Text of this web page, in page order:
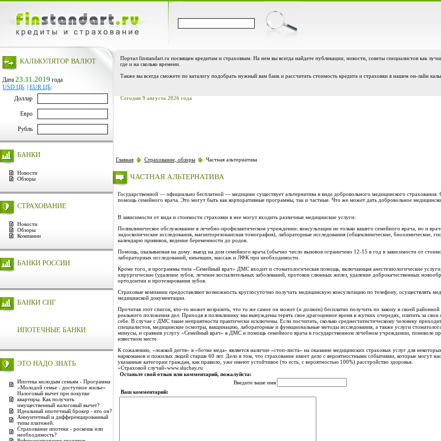
КАЛЬКУЛЯТОР ВАЛЮТ
Дата 23.11.2019 года
USD ЦБ: EUR ЦБ:
Доллар
Евро
Рубль
БАНКИ
Новости
Обзоры
СТРАХОВАНИЕ
Новости
Обзоры
Компании
БАНКИ РОССИИ
БАНКИ СНГ
ИПОТЕЧНЫЕ БАНКИ
ЭТО НАДО ЗНАТЬ
Ипотека молодым семьям - Программа
«Молодой семье - доступное жилье»
Налоговый вычет при покупке
квартиры. Как получить
имущественный налоговый вычет?
Идеальный ипотечный брокер - кто он?
Аннуитетный и дифференцированный
типы платежей.
Страхование ипотеки - роскошь или
необходимость?
Портал finstandart.ru посвящен кредитам и страховкам. На нем вы всегда найдете публикации, новости, советы специалистов как
где и на сколько времени.
Также вы всегда сможете по каталогу подобрать нужный вам банк и рассчитать стоимость кредита и страховки в нашем он-лайн
Сегодня 9 августа 2026 года
Главная Страхование, обзоры Частная альтернатива
ЧАСТНАЯ АЛЬТЕРНАТИВА
Государственной — официально бесплатной — медицине существует альтернатива в виде добровольного медицинского
помощь семейного врача. Это могут быть как корпоративные программы, так и частные. Что же может дать добровольное
В зависимости от вида и стоимости страховки в нее могут входить различные медицинские услуги:
Поликлиническое обслуживание в лечебно-профилактическом учреждении: консультации не только вашего семейного врача, но и
эндоскопические исследования, магниторезонансная томография), лабораторные исследования (общеклинические, биохимические,
календарю прививок, ведение беременности до родов.
Помощь, оказываемая на дому: выезд на дом семейного врача (обычно число вызовов ограничено 12-15 в год в зависимости от
лабораторных исследований, инъекции, массаж и ЛФК при необходимости.
Кроме того, в программы типа «Семейный врач» ДМС входит и стоматологическая помощь, включающая анестезиологические
хирургические (удаление зубов, лечение воспалительных заболеваний, протоков слюнных желез, удаление доброкачественных
ортодонтии и протезирования зубов.
Страховые компании предоставляют возможность круглосуточно получать медицинскую консультацию по телефону, осуществлять
медицинской документации.
Прочитав этот список, кто-то может возразить, что то же самое он может (и должен) бесплатно получить по закону в своей
реального положения дел. Приходя в поликлинику мы вынуждены терять свое драгоценное время в жутких очередях, платить за свои
себе. В случае с ДМС такие неприятности практически исключены. Если посчитать, сколько среднестатистическому человеку
специалистов, медицинские осмотры, вакцинацию, лабораторные и функциональные методы исследования, а также услуги
минусы, и сравнив услугу «Семейный врач» в ДМС и помощь семейного врача в государственном лечебном учреждении, поневоле
известном месте.
К сожалению, «ложкой дегтя» в «бочке меда» является наличие «стоп-листа» на оказание медицинских страховых услуг для
наркоманов и пожилых людей старше 60 лет. Дело в том, что страхование имеет дело с вероятностными событиями, которые могут
указанные категории граждан, как правило, уже имеют устойчивое (то есть, с вероятностью 100%) расстройство здоровья.
«Страховой случай»www.sluchay.ru
Оставьте свой отзыв или комментарий, пожалуйста:
Введите ваше имя
Ваш комментарий: